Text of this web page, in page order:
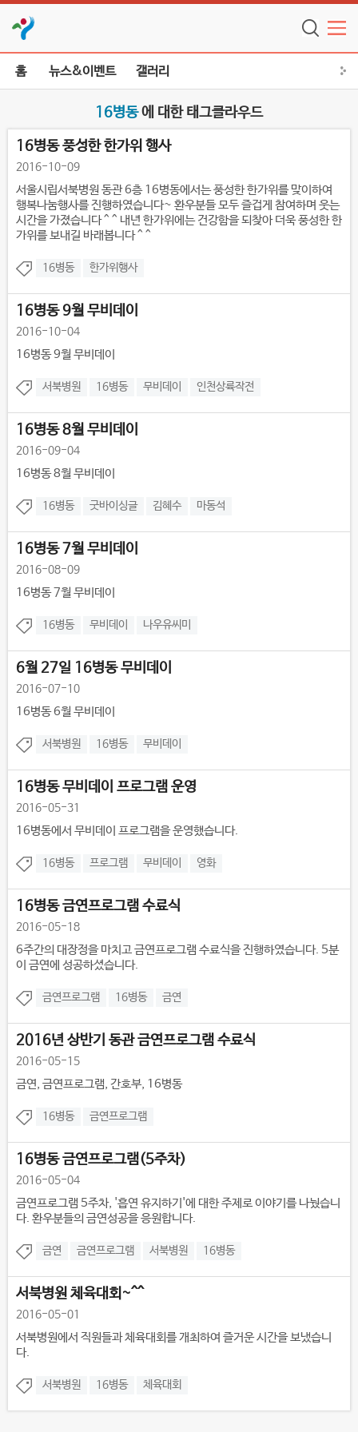
홈 뉴스&이벤트 갤러리
16병동에 대한 태그클라우드
16병동 풍성한 한가위 행사
2016-10-09
서울시립서북병원 동관 6층 16병동에서는 풍성한 한가위를 맞이하여
행복나눔행사를 진행하였습니다~ 환우분들 모두 즐겁게 참여하며 웃는
시간을 가졌습니다 ^ ^ 내년 한가위에는 건강함을 되찾아 더욱 풍성한 한
가위를 보내길 바래봅니다 ^ ^
16병동 한가위행사
16병동 9월 무비데이
2016-10-04
16병동 9월 무비데이
서북병원 16병동 무비데이 인천상륙작전
16병동 8월 무비데이
2016-09-04
16병동 8월 무비데이
16병동 굿바이싱글 김혜수 마동석
16병동 7월 무비데이
2016-08-09
16병동 7월 무비데이
16병동 무비데이 나우유씨미
6월 27일 16병동 무비데이
2016-07-10
16병동 6월 무비데이
서북병원 16병동 무비데이
16병동 무비데이 프로그램 운영
2016-05-31
16병동에서 무비데이 프로그램을 운영했습니다.
16병동 프로그램 무비데이 영화
16병동 금연프로그램 수료식
2016-05-18
6주간의 대장정을 마치고 금연프로그램 수료식을 진행하였습니다. 5분
이 금연에 성공하셨습니다.
금연프로그램 16병동 금연
2016년 상반기 동관 금연프로그램 수료식
2016-05-15
금연, 금연프로그램, 간호부, 16병동
16병동 금연프로그램
16병동 금연프로그램(5주차)
2016-05-04
금연프로그램 5주차, '흡연 유지하기'에 대한 주제로 이야기를 나눴습니
다. 환우분들의 금연성공을 응원합니다.
금연 금연프로그램 서북병원 16병동
서북병원 체육대회~^^
2016-05-01
서북병원에서 직원들과 체육대회를 개최하여 즐거운 시간을 보냈습니
다.
서북병원 16병동 체육대회